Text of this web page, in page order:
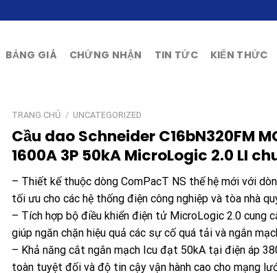
BẢNG GIÁ CHỨNG NHẬN TIN TỨC KIẾN THỨC
TRANG CHỦ / UNCATEGORIZED
Cầu dao Schneider C16bN320FM
1600A 3P 50kA MicroLogic 2.0 LI
– Thiết kế thuộc dòng ComPacT NS thế hệ mới với
tối ưu cho các hệ thống điện công nghiệp và tòa nhà
– Tích hợp bộ điều khiển điện tử MicroLogic 2.0 cung
giúp ngăn chặn hiệu quả các sự cố quá tải và ngắn
– Khả năng cắt ngắn mạch Icu đạt 50kA tại điện áp
toàn tuyệt đối và độ tin cậy vận hành cao cho mạng